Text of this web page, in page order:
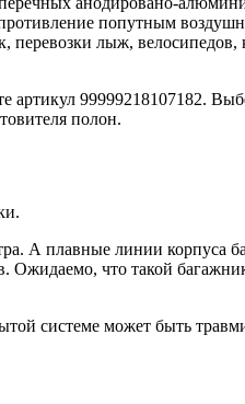
попутным
перевозки лыж, велосипедов,
артикул 99999218107182.
полон.
А плавные линии корпуса
Ожидаемо, что такой
системе может быть